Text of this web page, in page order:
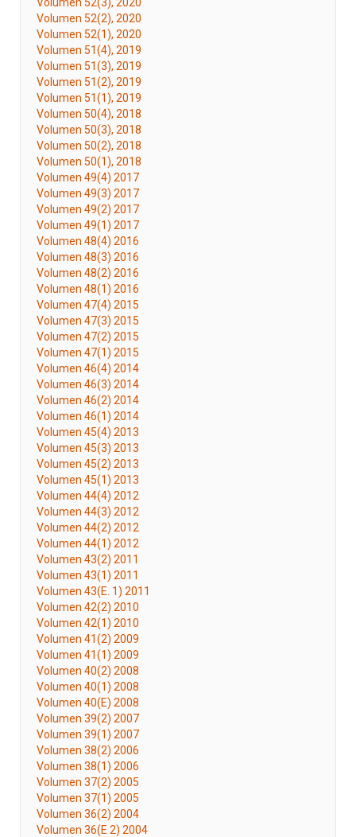
Volumen 52(2), 2020
Volumen 52(1), 2020
Volumen 51(4), 2019
Volumen 51(3), 2019
Volumen 51(2), 2019
Volumen 51(1), 2019
Volumen 50(4), 2018
Volumen 50(3), 2018
Volumen 50(2), 2018
Volumen 50(1), 2018
Volumen 49(4) 2017
Volumen 49(3) 2017
Volumen 49(2) 2017
Volumen 49(1) 2017
Volumen 48(4) 2016
Volumen 48(3) 2016
Volumen 48(2) 2016
Volumen 48(1) 2016
Volumen 47(4) 2015
Volumen 47(3) 2015
Volumen 47(2) 2015
Volumen 47(1) 2015
Volumen 46(4) 2014
Volumen 46(3) 2014
Volumen 46(2) 2014
Volumen 46(1) 2014
Volumen 45(4) 2013
Volumen 45(3) 2013
Volumen 45(2) 2013
Volumen 45(1) 2013
Volumen 44(4) 2012
Volumen 44(3) 2012
Volumen 44(2) 2012
Volumen 44(1) 2012
Volumen 43(2) 2011
Volumen 43(1) 2011
Volumen 43(E. 1) 2011
Volumen 42(2) 2010
Volumen 42(1) 2010
Volumen 41(2) 2009
Volumen 41(1) 2009
Volumen 40(2) 2008
Volumen 40(1) 2008
Volumen 40(E) 2008
Volumen 39(2) 2007
Volumen 39(1) 2007
Volumen 38(2) 2006
Volumen 38(1) 2006
Volumen 37(2) 2005
Volumen 37(1) 2005
Volumen 36(2) 2004
Volumen 36(E 2) 2004